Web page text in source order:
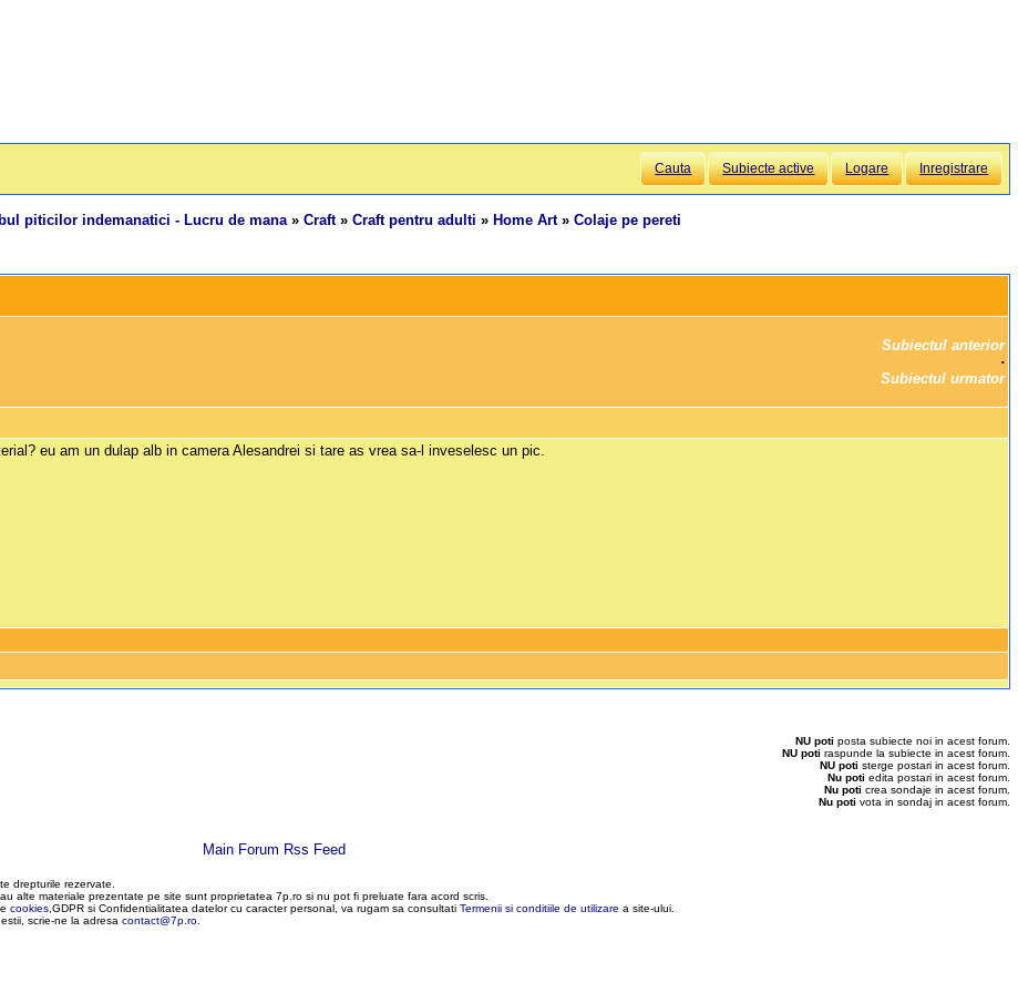
Cauta Subiecte active Logare Inregistrare
piticilor indemanatici - Lucru de mana»Craft»Craft pentru adulti » Home Art»Colaje pe pereti
Subiectul anterior
Subiectul urmator
eu am un dulap alb in camera Alesandrei si tare as vrea sa-l inveselesc un pic.
NU potiposta subiecte noi in acest forum.
NU potiraspunde la subiecte in acest forum.
NU potisterge postari in acest forum.
Nu potiedita postari in acest forum.
Nu poticrea sondaje in acest forum.
Nu potivota in sondaj in acest forum.
Main Forum Rss Feed
drepturile rezervate.
alte materiale prezentate pe site sunt proprietatea 7p.ro si nu pot fi preluate fara acord scris.
cookies,GDPR si Confidentialitatea datelor cu caracter personal, va rugam sa consultati Termenii si conditiile de utilizare a site-ului.
scrie-ne la adresa contact@7p.ro.